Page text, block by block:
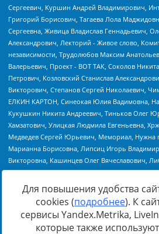
https://minjust.gov.ru/
inostrannyih-agentov-22-03-2024.pdf
Для повышения удобства
cookies (подробнее). К
сервисы Yandex.Metrika,
которые также